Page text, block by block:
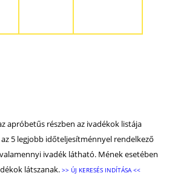
apróbetűs részben az ivadékok listája
5 legjobb időteljesítménnyel rendelkező
ivadék látható. Mének esetében
látszanak. >> ÚJ KERESÉS INDÍTÁSA <<